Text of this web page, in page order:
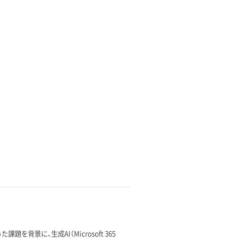
課題を背景に、生成AI（Microsoft 365